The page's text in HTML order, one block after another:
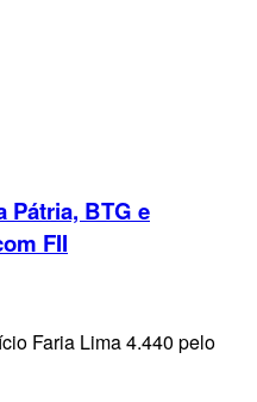
Pátria, BTG e
FII
Faria Lima 4.440 pelo